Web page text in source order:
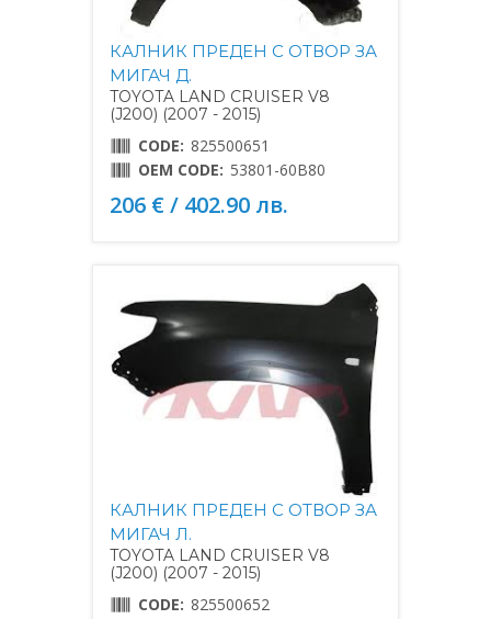
КАЛНИК ПРЕДЕН С ОТВОР ЗА
МИГАЧ Д.
TOYOTA LAND CRUISER V8
(J200) (2007 - 2015)
CODE: 825500651
OEM CODE: 53801-60B80
206 € / 402.90 лв.
КАЛНИК ПРЕДЕН С ОТВОР ЗА
МИГАЧ Л.
TOYOTA LAND CRUISER V8
(J200) (2007 - 2015)
CODE: 825500652